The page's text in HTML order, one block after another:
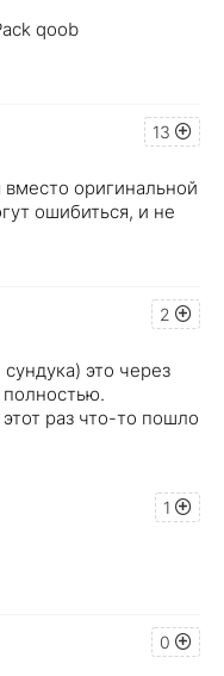
qoob
13
вместо оригинальной
ошибиться, и не
2
это через
раз что-то пошло
1
0